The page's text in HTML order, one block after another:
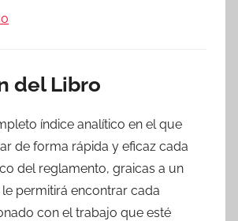
del Libro
índice analítico en el que
de forma rápida y eficaz cada
del reglamento, graicas a un
permitirá encontrar cada
con el trabajo que esté